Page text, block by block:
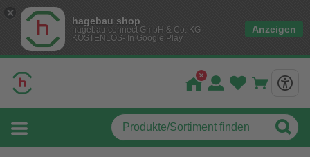
hagebau shop
hagebau connect GmbH & Co. KG
KOSTENLOS- In Google Play
Anzeigen